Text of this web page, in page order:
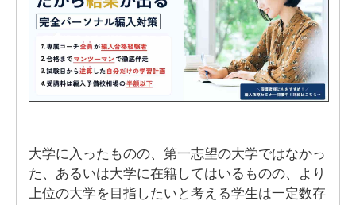
大学に入ったものの、第一志望の大学ではなかっ
た、あるいは大学に在籍してはいるものの、より
上位の大学を目指したいと考える学生は一定数存